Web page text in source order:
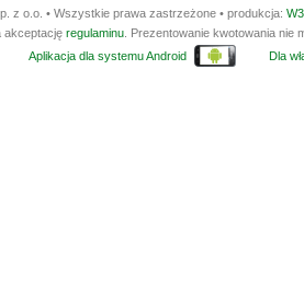
z o.o. • Wszystkie prawa zastrzeżone • produkcja:
akceptację regulaminu . Prezentowanie kwotowania
Aplikacja dla systemu Android Dla